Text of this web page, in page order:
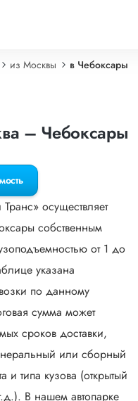
из Москвы в Чебоксары
– Чебоксары
осуществляет
собственным
от 1 до
указана
по данному
сумма может
сроков доставки,
или сборный
и типа кузова (открытый
В нашем автопарке